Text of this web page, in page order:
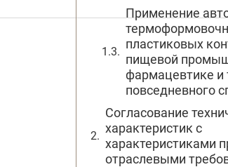
Применение
пластиковых
пищевой
фармацевтике и
повседневного
Согласование
характеристик с
характеристиками
отраслевыми